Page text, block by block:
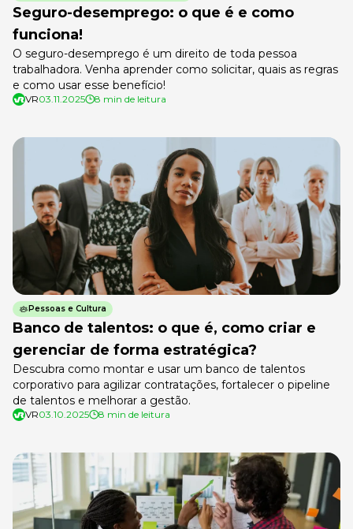
Seguro-desemprego: o que é e como
funciona!
O seguro-desemprego é um direito de toda pessoa
trabalhadora. Venha aprender como solicitar, quais as regras
e como usar esse benefício!
VR03.11.2025 8 min de leitura
Pessoas e Cultura
Banco de talentos: o que é, como criar e
gerenciar de forma estratégica?
Descubra como montar e usar um banco de talentos
corporativo para agilizar contratações, fortalecer o pipeline
de talentos e melhorar a gestão.
VR03.10.2025 8 min de leitura